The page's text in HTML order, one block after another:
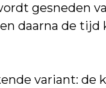
gesneden
daarna de
variant: de